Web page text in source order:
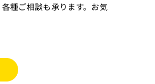
種ご相談も承ります。お気